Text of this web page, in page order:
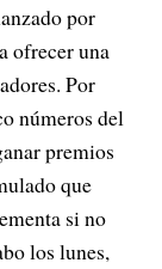
por
ofrecer una
Por
números del
premios
que
si no
los lunes,